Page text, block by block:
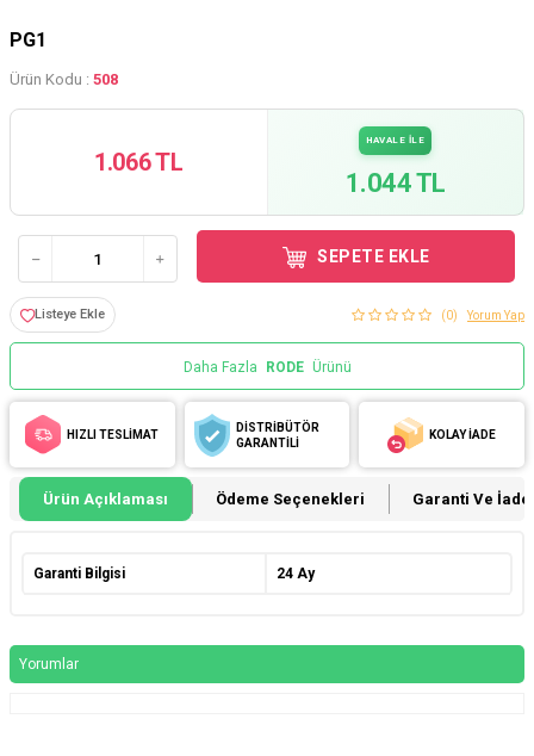
PG1
Ürün Kodu : 508
1.066 TL
HAVALE İLE
1.044 TL
SEPETE EKLE
Listeye Ekle (0) Yorum Yap
Daha Fazla RODE Ürünü
HIZLI TESLİMAT
DİSTRİBÜTÖR
GARANTİLİ
KOLAY İADE
Ürün Açıklaması Ödeme Seçenekleri Garanti Ve İade
Garanti Bilgisi 24 Ay
Yorumlar